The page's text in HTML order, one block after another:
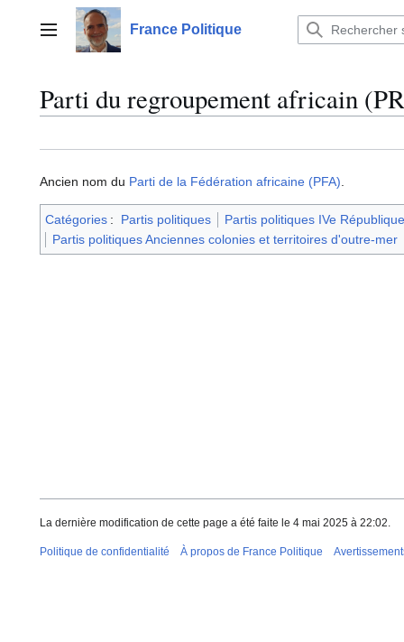
contenuMenu principalFrance Politique
Parti du regroupement africain
Ancien nom du Parti de la Fédération africaine (PFA)
Catégories : Partis politiques
Partis politiques IVe République
Partis politiques Anciennes colonies et territoires d'outre-mer
La dernière modification de cette page a été faite le 4 mai 2025 à 22:02.
Politique de confidentialité À propos de France Politique